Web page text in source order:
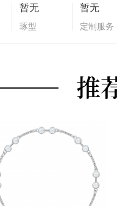
暂无
琢型
暂无
定制服务